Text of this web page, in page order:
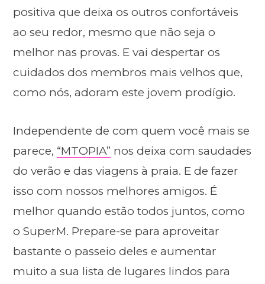
positiva que deixa os outros confortáveis
ao seu redor, mesmo que não seja o
melhor nas provas. E vai despertar os
cuidados dos membros mais velhos que,
como nós, adoram este jovem prodígio.
Independente de com quem você mais se
parece, “MTOPIA” nos deixa com saudades
do verão e das viagens à praia. E de fazer
isso com nossos melhores amigos. É
melhor quando estão todos juntos, como
o SuperM. Prepare-se para aproveitar
bastante o passeio deles e aumentar
muito a sua lista de lugares lindos para